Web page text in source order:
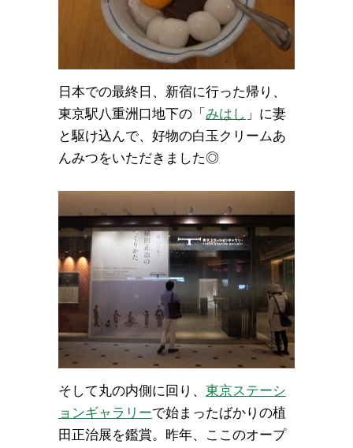
日本での最終日、新宿に行った帰り、
東京駅八重洲口地下の「 みはし 」に妻
と駆け込んで、好物の白玉クリームあ
んみつをいただきました◎
そして丸の内側に回り、 東京ステーシ
ョンギャラリーで始まったばかりの植
田正治展を鑑賞。昨年、ここのオープ